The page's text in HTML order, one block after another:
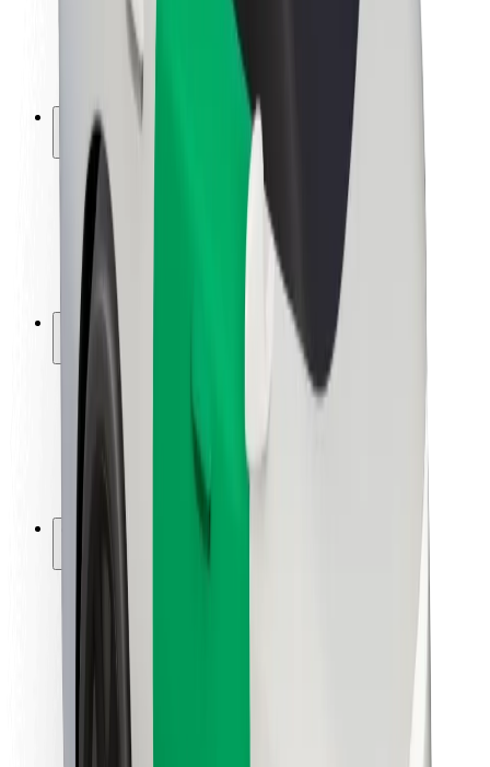
ბრენდი
მედია
ურბანული ფონდი
უსაფრთხოება
მგზავრების უსაფრთხოება
მძღოლების უსაფრთხოება
სკუტერის უსაფრთხოება
უსაფრთხოება
ქალაქები
ლოკაციები
ქალაქი უკეთესობისკენ
აეროპორტები
Bolt-ის დასატენი სადგური
მხარდაჭერა
მგზავრებისთვის
მძღოლებისთვის
კურიერებისთვის
Bolt Food
ავტოპარკის მფლობელებისთვის